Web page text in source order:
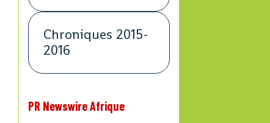
Chroniques 2015-
2016
PR Newswire Afrique